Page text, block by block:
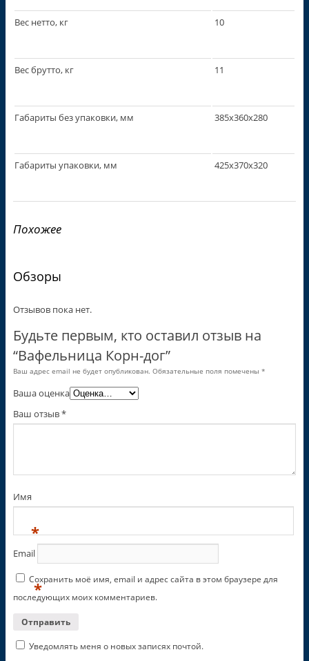
Вес нетто, кг 10
Вес брутто, кг 11
Габариты без упаковки, мм 385х360х280
Габариты упаковки, мм 425х370х320
Похожее
Обзоры
Отзывов пока нет.
Будьте первым, кто оставил отзыв на
“Вафельница Корн-дог”
Ваш адрес email не будет опубликован. Обязательные поля помечены *
Ваша оценка
Ваш отзыв*
Имя
*
Email
*
Сохранить моё имя, email и адрес сайта в этом браузере для
последующих моих комментариев.
Уведомлять меня о новых записях почтой.